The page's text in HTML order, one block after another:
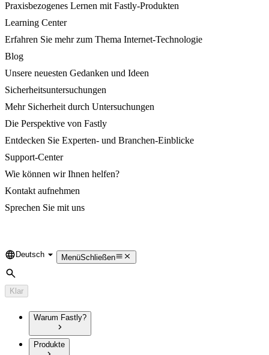
Praxisbezogenes Lernen mit Fastly-Produkten
Learning Center
Erfahren Sie mehr zum Thema Internet-Technologie
Blog
Unsere neuesten Gedanken und Ideen
Sicherheitsuntersuchungen
Mehr Sicherheit durch Untersuchungen
Die Perspektive von Fastly
Entdecken Sie Experten- und Branchen-Einblicke
Support-Center
Wie können wir Ihnen helfen?
Kontakt aufnehmen
Sprechen Sie mit uns
Language
Deutsch MenüSchließen
Suche
Klar
Warum Fastly?
Produkte